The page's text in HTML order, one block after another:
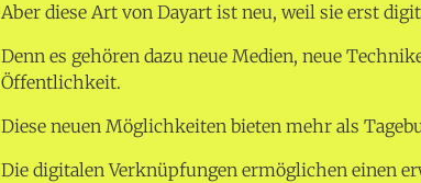
Aber diese Art von Dayart ist neu, weil sie erst
Denn es gehören dazu neue Medien, neue
Öffentlichkeit.
Diese neuen Möglichkeiten bieten mehr als
Die digitalen Verknüpfungen ermöglichen einen